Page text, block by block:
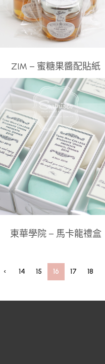
ZIM – 蜜糖果醬配貼紙
東華學院 – 馬卡龍禮盒
‹ 14 15 16 17 18